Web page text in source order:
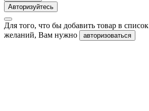
Авторизуйтесь
Для того, что бы добавить товар в список
желаний, Вам нужно
авторизоваться